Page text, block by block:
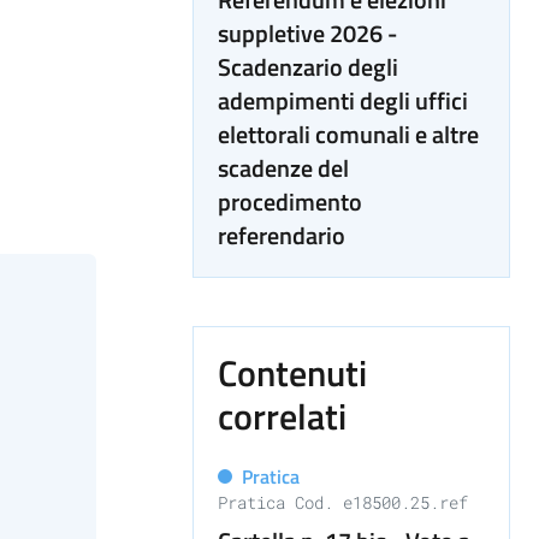
suppletive 2026 -
Scadenzario degli
adempimenti degli uffici
elettorali comunali e altre
scadenze del
procedimento
referendario
Contenuti
correlati
Pratica
Pratica Cod. e18500.25.ref